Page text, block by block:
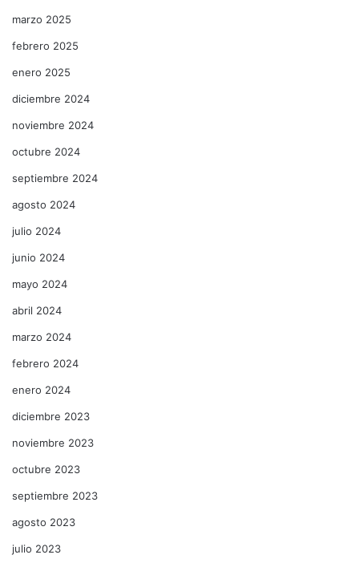
marzo 2025
febrero 2025
enero 2025
diciembre 2024
noviembre 2024
octubre 2024
septiembre 2024
agosto 2024
julio 2024
junio 2024
mayo 2024
abril 2024
marzo 2024
febrero 2024
enero 2024
diciembre 2023
noviembre 2023
octubre 2023
septiembre 2023
agosto 2023
julio 2023